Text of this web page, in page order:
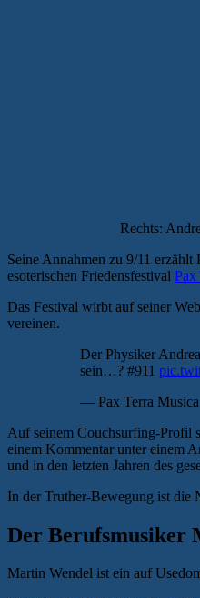
Rechts:
Seine Annahmen zu 9/11
esoterischen Friedensfestival Pax
Das Festival wirbt auf seiner
vereinen.
Der Physiker
sein…? #911
— Pax Terra
Auf seinem Couchsurfing-Profil
einem Kommentar unter einem
und in den letzten Jahren des
In der Truther-Bewegung ist die
Der Berufsmusiker
Martin Wendel ist ein auf